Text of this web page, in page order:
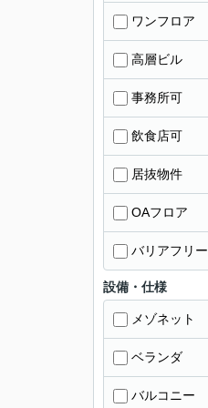
ワンフロア
高層ビル
事務所可
飲食店可
居抜物件
OAフロア
バリアフリー
設備・仕様
メゾネット
ベランダ
バルコニー